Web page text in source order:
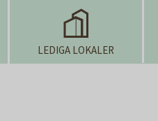
LEDIGA LOKALER